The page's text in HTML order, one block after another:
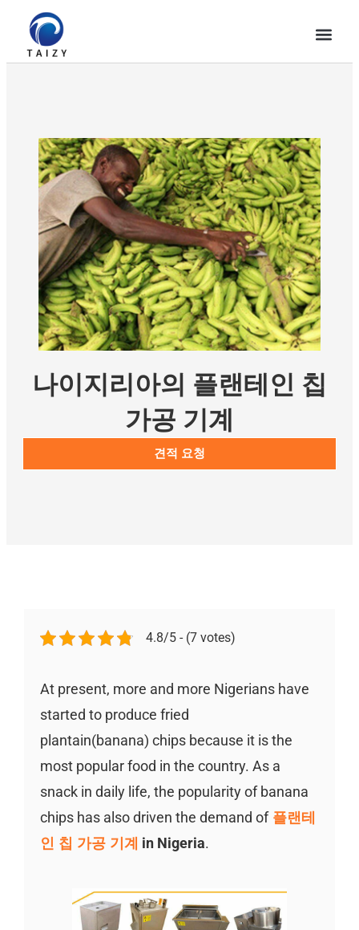
나이지리아의 플랜테인 칩
가공 기계
견적 요청
4.8/5 - (7 votes)
At present, more and more Nigerians have
started to produce fried
plantain(banana) chips because it is the
most popular food in the country. As a
snack in daily life, the popularity of banana
chips has also driven the demand of플랜테
인 칩 가공 기계 in Nigeria.